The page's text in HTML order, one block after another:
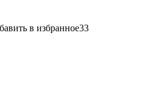
в избранное33